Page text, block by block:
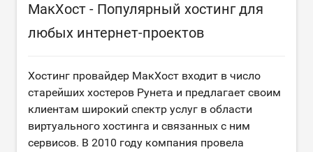
МакХост - Популярный хостинг для
любых интернет-проектов
Хостинг провайдер МакХост входит в число
старейших хостеров Рунета и предлагает своим
клиентам широкий спектр услуг в области
виртуального хостинга и связанных с ним
сервисов. В 2010 году компания провела